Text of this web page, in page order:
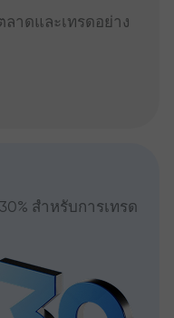
าดและเทรดอย่าง
สำหรับการเทรด